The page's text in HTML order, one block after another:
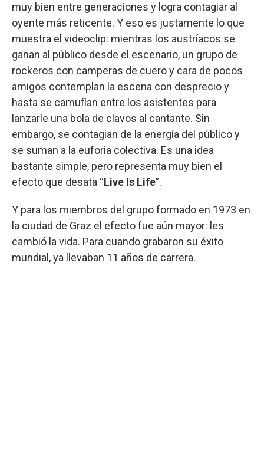
muy bien entre generaciones y logra contagiar al
oyente más reticente. Y eso es justamente lo que
muestra el videoclip: mientras los austríacos se
ganan al público desde el escenario, un grupo de
rockeros con camperas de cuero y cara de pocos
amigos contemplan la escena con desprecio y
hasta se camuflan entre los asistentes para
lanzarle una bola de clavos al cantante. Sin
embargo, se contagian de la energía del público y
se suman a la euforia colectiva. Es una idea
bastante simple, pero representa muy bien el
efecto que desata “Live Is Life”.
Y para los miembros del grupo formado en 1973 en
la ciudad de Graz el efecto fue aún mayor: les
cambió la vida. Para cuando grabaron su éxito
mundial, ya llevaban 11 años de carrera.